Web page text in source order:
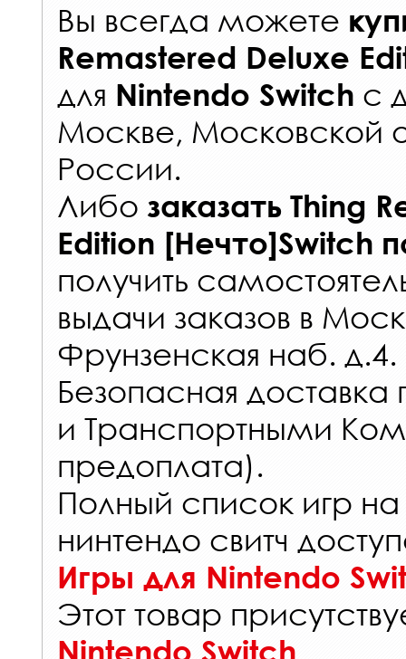
Вы всегда можете
Remastered Deluxe
для Nintendo Switch с
Москве, Московской
России.
Либо заказать Thing
Edition [Нечто]Switch
получить
выдачи заказов в
Фрунзенская наб. д.4.
Безопасная
и Транспортными
предоплата).
Полный список игр
нинтендо свитч
Игры для Nintendo
Этот товар
Nintendo Switch